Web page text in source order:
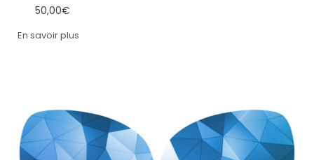
50,00€
En savoir plus